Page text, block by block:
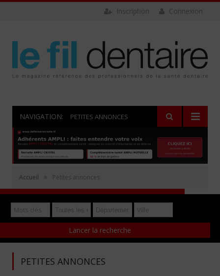
Connexion
Inscription
NAVIGATION: PETITES ANNONCES
Accueil » Petites annonces
Rechercher
Déposer gratuitement une annonce
PETITES ANNONCES